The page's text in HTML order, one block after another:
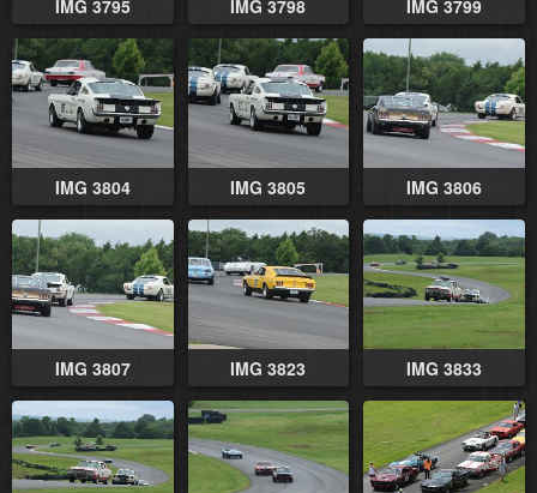
IMG 3795 IMG 3798 IMG 3799
IMG 3804 IMG 3805 IMG 3806
IMG 3807 IMG 3823 IMG 3833